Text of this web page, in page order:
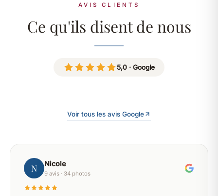
AVIS CLIENTS
Ce qu'ils disent de nous
5,0 · Google
Voir tous les avis Google
N Nicole
9 avis · 34 photos